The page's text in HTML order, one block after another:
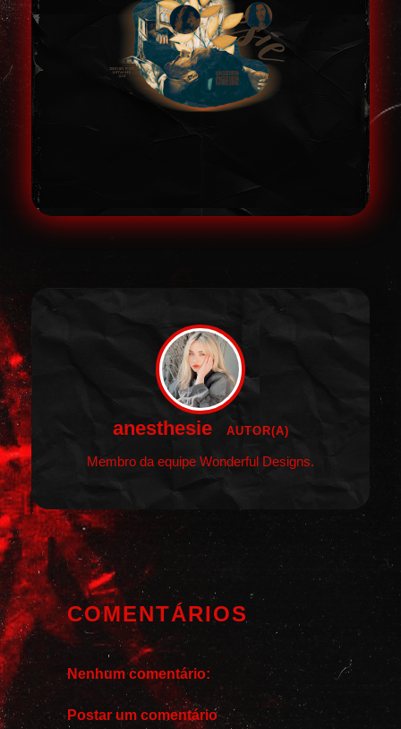
anesthesie AUTOR(A)
Membro da equipe Wonderful Designs.
COMENTÁRIOS
Nenhum comentário:
Postar um comentário